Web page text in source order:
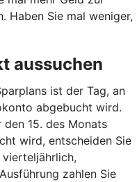
Haben Sie mal weniger,
aussuchen
ist der Tag, an
abgebucht wird.
den 15. des Monats
wird, entscheiden Sie
zahlen Sie